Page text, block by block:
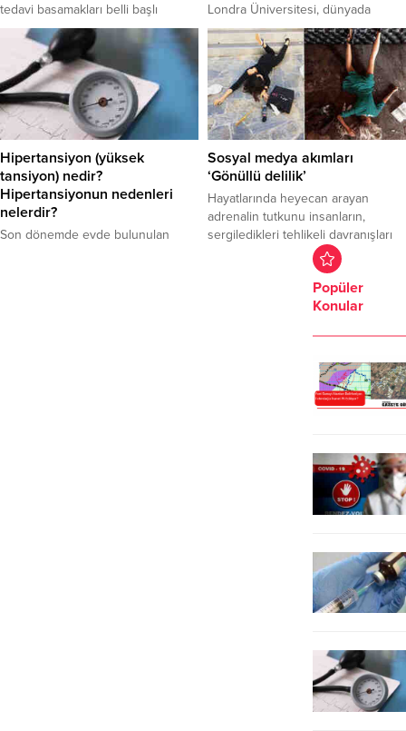
tedavi basamakları belli başlı
protokollere göre belirlenir.
Hastaya göre gerekli
modifikasyonlar yapılabilse de tüm
tedavilerde amaç kadından yeterli
sayıda olgun yumurta elde edip
bunların laboratuvar ortamında
döllenmesini sağlamak ve oluşan
embriyonun anne rahmine
transferiyle gebelik elde
edilmesidir. Kadın Hastalıkları ve
Doğum...
Londra Üniversitesi, dünyada
gerçekleştirilen en geniş kapsamlı
D vitamini testlerinden birine
başlayacağını açıkladı.
“CORONAVIT” adlı çalışmanın altı
ay boyunca süreceği ve Covid-19
ve diğer akut solunum yolu
enfeksiyonlarının riskini azaltıp
azalmayacağını görmek için çeşitli
yaş ve etnik gruplardan 5 bin
kişinin üzerinde
gerçekleştirilecceği açıklandı.
Hipertansiyon (yüksek
tansiyon) nedir?
Hipertansiyonun nedenleri
nelerdir?
Son dönemde evde bulunulan
Sosyal medya akımları
‘Gönüllü delilik’
Hayatlarında heyecan arayan
adrenalin tutkunu insanların,
sergiledikleri tehlikeli davranışları
sosyal medyada paylaşmaları
'Gönüllü delilik' olarak da ifade
Popüler
Konular